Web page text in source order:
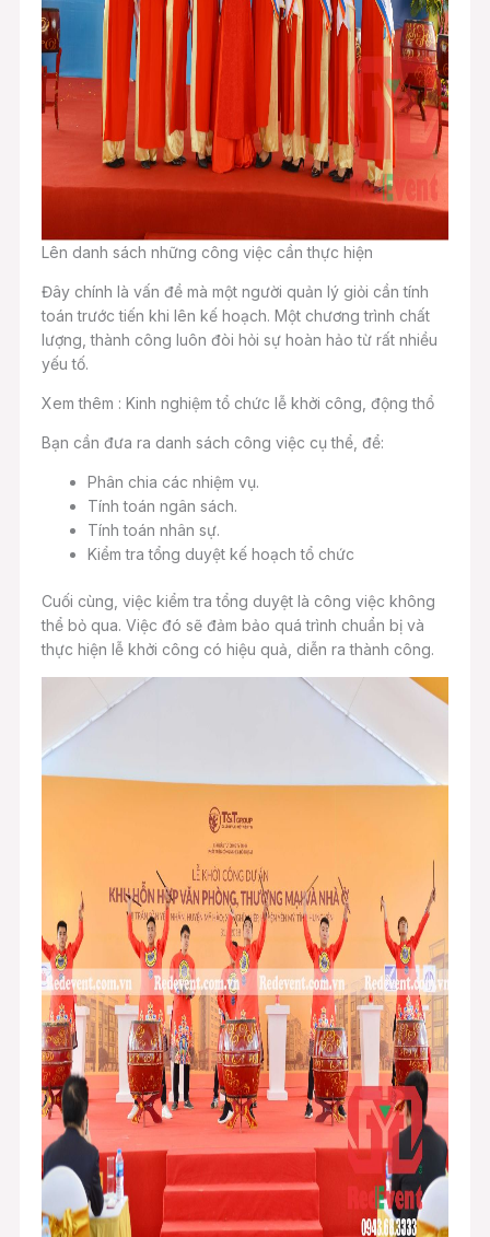
Lên danh sách những công việc cần thực hiện
Đây chính là vấn đề mà một người quản lý giỏi cần tính
toán trước tiến khi lên kế hoạch. Một chương trình chất
lượng, thành công luôn đòi hỏi sự hoàn hảo từ rất nhiều
yếu tố.
Xem thêm : Kinh nghiệm tổ chức lễ khởi công, động thổ
Bạn cần đưa ra danh sách công việc cụ thể, để:
Phân chia các nhiệm vụ.
Tính toán ngân sách.
Tính toán nhân sự.
Kiểm tra tổng duyệt kế hoạch tổ chức
Cuối cùng, việc kiểm tra tổng duyệt là công việc không
thể bỏ qua. Việc đó sẽ đảm bảo quá trình chuẩn bị và
thực hiện lễ khởi công có hiệu quả, diễn ra thành công.